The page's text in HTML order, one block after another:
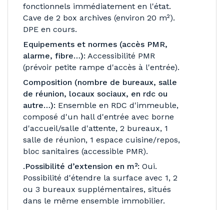
fonctionnels immédiatement en l'état.
Cave de 2 box archives (environ 20 m²).
DPE en cours.
Equipements et normes (accès PMR,
alarme, fibre…): Accessibilité PMR
(prévoir petite rampe d'accès à l'entrée).
Composition (nombre de bureaux, salle
de réunion, locaux sociaux, en rdc ou
autre…): Ensemble en RDC d'immeuble,
composé d'un hall d'entrée avec borne
d'accueil/salle d'attente, 2 bureaux, 1
salle de réunion, 1 espace cuisine/repos,
bloc sanitaires (accessible PMR).
.Possibilité d’extension en m²: Oui.
Possibilité d'étendre la surface avec 1, 2
ou 3 bureaux supplémentaires, situés
dans le même ensemble immobilier.